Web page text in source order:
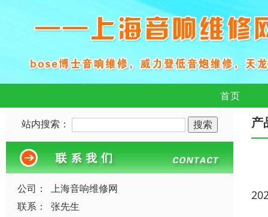
首页
站内搜索：
公司：
上海音响维修网
联系：
张先生
产